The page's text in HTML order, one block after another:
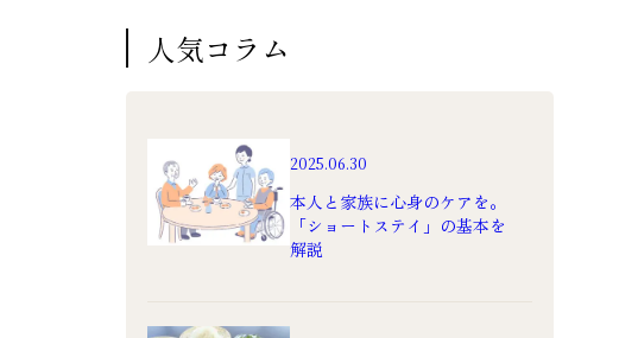
人気コラム
2025.06.30
本人と家族に心身のケアを。
「ショートステイ」の基本を
解説